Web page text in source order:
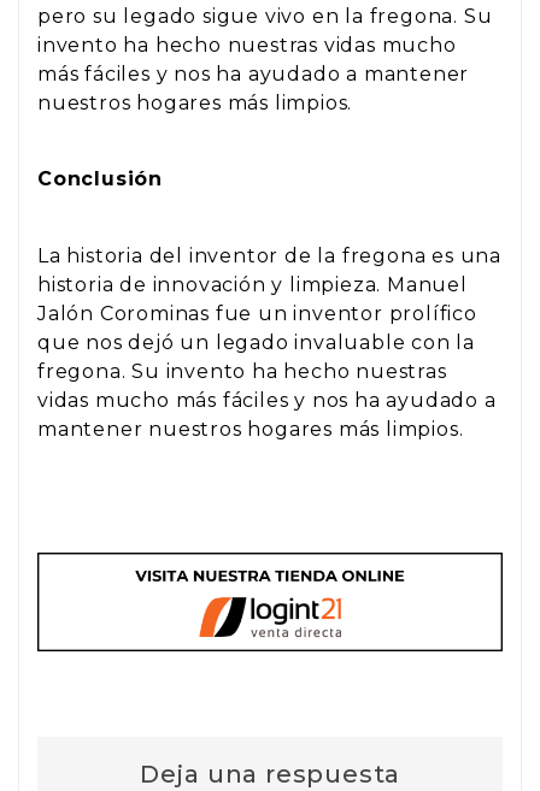
pero su legado sigue vivo en la fregona. Su
invento ha hecho nuestras vidas mucho
más fáciles y nos ha ayudado a mantener
nuestros hogares más limpios.
Conclusión
La historia del inventor de la fregona es una
historia de innovación y limpieza. Manuel
Jalón Corominas fue un inventor prolífico
que nos dejó un legado invaluable con la
fregona. Su invento ha hecho nuestras
vidas mucho más fáciles y nos ha ayudado a
mantener nuestros hogares más limpios.
Deja una respuesta